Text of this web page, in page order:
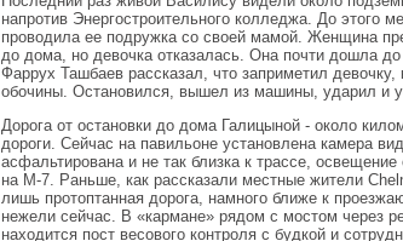
напротив Энергостроительного колледжа. До этого
проводила ее подружка со своей мамой. Женщина
до дома, но девочка отказалась. Она почти дошла
Фаррух Ташбаев рассказал, что заприметил
обочины. Остановился, вышел из машины, ударил и
Дорога от остановки до дома Галицыной - около
дороги. Сейчас на павильоне установлена камера
асфальтирована и не так близка к трассе,
на М-7. Раньше, как рассказали местные жители
лишь протоптанная дорога, намного ближе к
нежели сейчас. В «кармане» рядом с мостом через
находится пост весового контроля с будкой и